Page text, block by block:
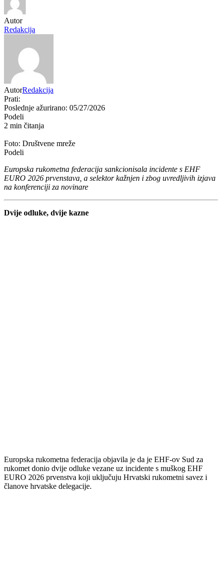
Autor
Redakcija
AutorRedakcija
Prati:
Poslednje ažurirano: 05/27/2026
Podeli
2 min čitanja
Foto: Društvene mreže
Podeli
Europska rukometna federacija sankcionisala incidente s EHF
EURO 2026 prvenstava, a selektor kažnjen i zbog uvredljivih izjava
na konferenciji za novinare
Dvije odluke, dvije kazne
Europska rukometna federacija objavila je da je EHF-ov Sud za
rukomet donio dvije odluke vezane uz incidente s muškog EHF
EURO 2026 prvenstva koji uključuju Hrvatski rukometni savez i
članove hrvatske delegacije.